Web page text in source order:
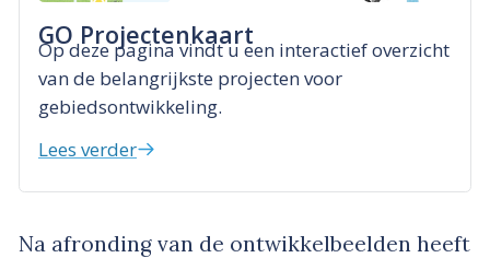
GO Projectenkaart
Op deze pagina vindt u een interactief overzicht
van de belangrijkste projecten voor
gebiedsontwikkeling.
Lees verder
Na afronding van de ontwikkelbeelden heeft